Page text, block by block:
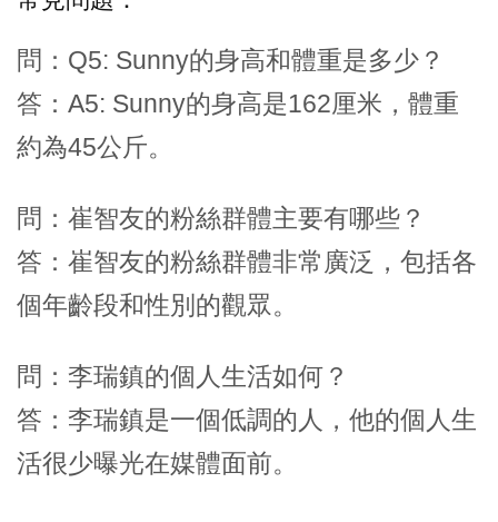
問：Q5: Sunny的身高和體重是多少？
答：A5: Sunny的身高是162厘米，體重
約為45公斤。
問：崔智友的粉絲群體主要有哪些？
答：崔智友的粉絲群體非常廣泛，包括各
個年齡段和性別的觀眾。
問：李瑞鎮的個人生活如何？
答：李瑞鎮是一個低調的人，他的個人生
活很少曝光在媒體面前。